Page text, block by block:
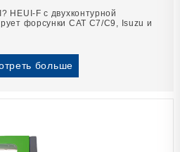
G2.8 G2.9
HEUI-F с двухконтурной
форсунки CAT C7/C9, Isuzu и
больше